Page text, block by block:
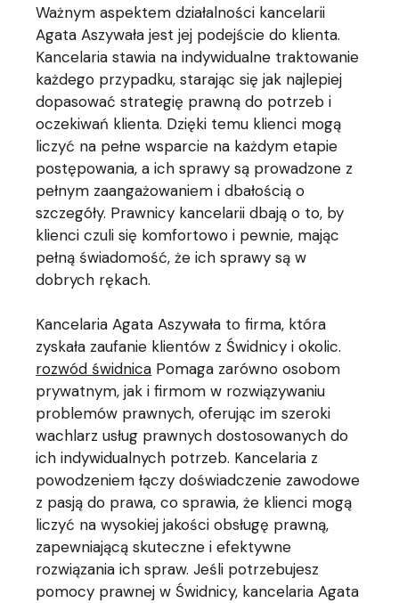
Ważnym aspektem działalności kancelarii
Agata Aszywała jest jej podejście do klienta.
Kancelaria stawia na indywidualne traktowanie
każdego przypadku, starając się jak najlepiej
dopasować strategię prawną do potrzeb i
oczekiwań klienta. Dzięki temu klienci mogą
liczyć na pełne wsparcie na każdym etapie
postępowania, a ich sprawy są prowadzone z
pełnym zaangażowaniem i dbałością o
szczegóły. Prawnicy kancelarii dbają o to, by
klienci czuli się komfortowo i pewnie, mając
pełną świadomość, że ich sprawy są w
dobrych rękach.
Kancelaria Agata Aszywała to firma, która
zyskała zaufanie klientów z Świdnicy i okolic.
rozwód świdnica Pomaga zarówno osobom
prywatnym, jak i firmom w rozwiązywaniu
problemów prawnych, oferując im szeroki
wachlarz usług prawnych dostosowanych do
ich indywidualnych potrzeb. Kancelaria z
powodzeniem łączy doświadczenie zawodowe
z pasją do prawa, co sprawia, że klienci mogą
liczyć na wysokiej jakości obsługę prawną,
zapewniającą skuteczne i efektywne
rozwiązania ich spraw. Jeśli potrzebujesz
pomocy prawnej w Świdnicy, kancelaria Agata